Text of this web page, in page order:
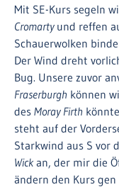
Mit SE-Kurs segeln
Cromartyund reffen
Schauerwolken
Der Wind dreht
Bug. Unsere zuvor
Fraserburgh können
des Moray Firth
steht auf der
Starkwind aus S vor
Wickan, der mir die
ändern den Kurs